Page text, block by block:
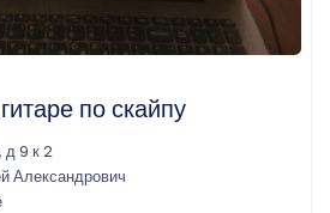
по скайпу
д 9 к 2
Александрович